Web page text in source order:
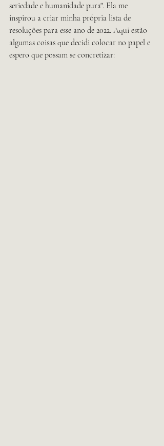
seriedade e humanidade pura". Ela me
inspirou a criar minha própria lista de
resoluções para esse ano de 2022. Aqui estão
algumas coisas que decidi colocar no papel e
espero que possam se concretizar: